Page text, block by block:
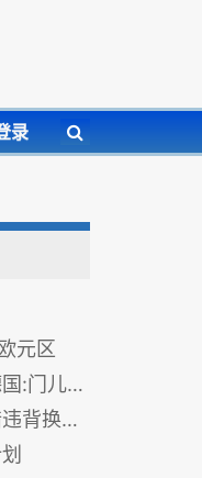
录
元区
都没有
券交换